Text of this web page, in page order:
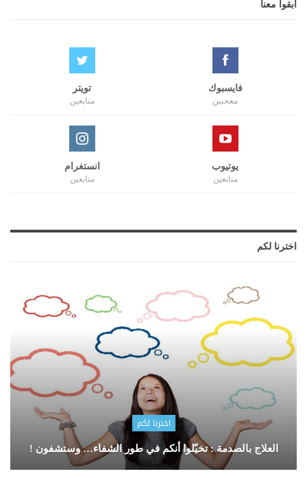
ابقوا معنا
فايسبوك
معجبين
تويتر
متابعين
يوتيوب
متابعين
انستغرام
متابعين
اخترنا لكم
اخترنا لكم
العلاج بالصدمة : تخيّلوا أنكم في طور الشفاء… وستشفون !